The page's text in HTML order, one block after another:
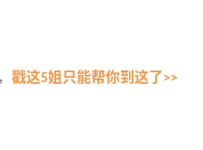
戳这5姐只能帮你到这了>>